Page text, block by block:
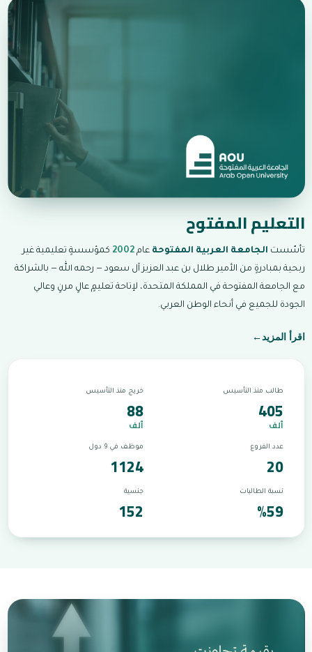
التعليم المفتوح
تأسّست الجامعة العربية المفتوحة عام2002 كمؤسسةٍ تعليمية غير
ربحية بمبادرةٍ من الأمير طلال بن عبد العزيز آل سعود — رحمه الله — بالشراكة
مع الجامعة المفتوحة في المملكة المتحدة، لإتاحة تعليمٍ عالٍ مرنٍ وعالي
الجودة للجميع في أنحاء الوطن العربي.
اقرأ المزيد←
طالب منذ التأسيس
405
ألف
خريج منذ التأسيس
88
ألف
عدد الفروع
20
موظف في 9 دول
1124
نسبة الطالبات
%59
جنسية
152